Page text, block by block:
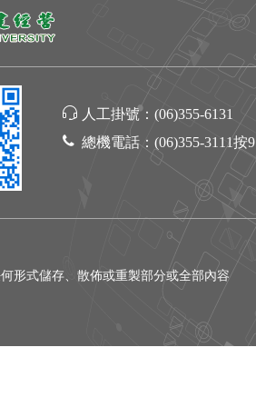
人工掛號： (06)355-6131
總機電話： (06)355-3111按9
形式儲存、散佈或重製部分或全部內容